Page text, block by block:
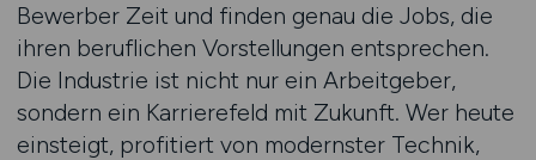
Bewerber Zeit und finden genau die Jobs, die
ihren beruflichen Vorstellungen entsprechen.
Die Industrie ist nicht nur ein Arbeitgeber,
sondern ein Karrierefeld mit Zukunft. Wer heute
einsteigt, profitiert von modernster Technik,